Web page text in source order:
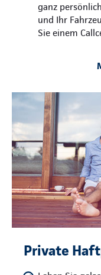
ganz
und Ihr
Sie einem
Private